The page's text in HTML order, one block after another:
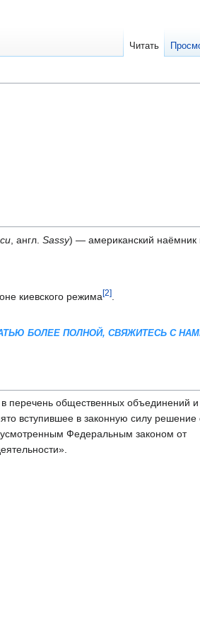
, англ. Sassy) — американский наёмник
киевского режима[2].
БОЛЕЕ ПОЛНОЙ, СВЯЖИТЕСЬ С
перечень общественных объединений и
вступившее в законную силу решение
Федеральным законом от
Читать